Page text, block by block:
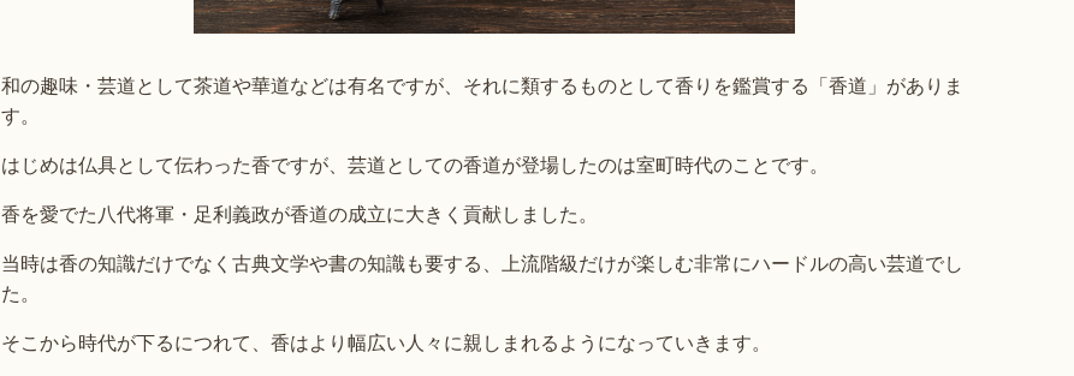
和の趣味・芸道として茶道や華道などは有名ですが、それに類するものとして香りを鑑賞する「香道」がありま
す。
はじめは仏具として伝わった香ですが、芸道としての香道が登場したのは室町時代のことです。
香を愛でた八代将軍・足利義政が香道の成立に大きく貢献しました。
当時は香の知識だけでなく古典文学や書の知識も要する、上流階級だけが楽しむ非常にハードルの高い芸道でし
た。
そこから時代が下るにつれて、香はより幅広い人々に親しまれるようになっていきます。